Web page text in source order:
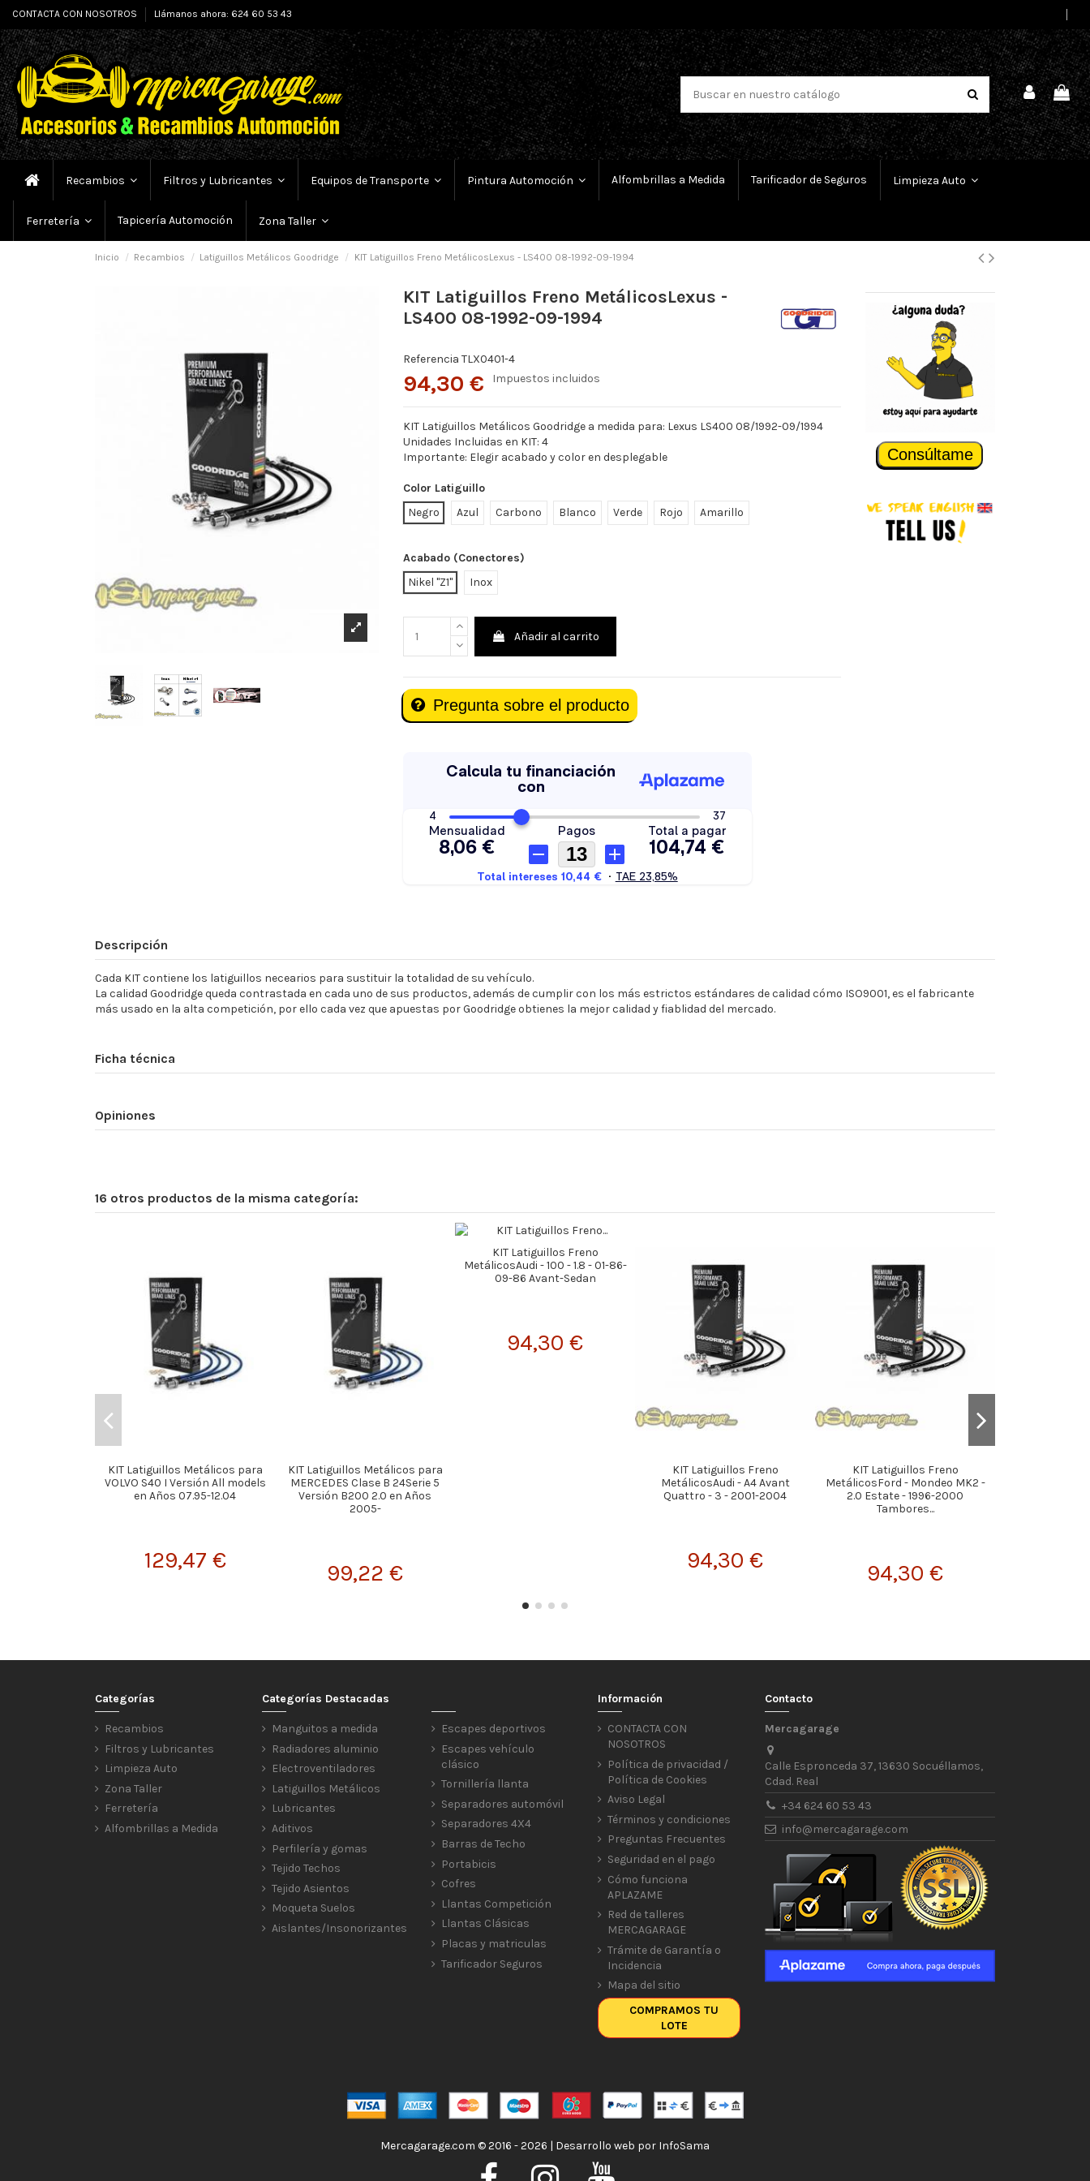
CONTACTA CON NOSOTROS Llámanos ahora: 624 60 53 43
Recambios Filtros y Lubricantes Equipos de Transporte Pintura Automoción Alfombrillas a Medida Tarificador de Seguros Limpieza Auto
Ferretería Tapicería Automoción Zona Taller
Inicio Recambios Latiguillos Metálicos Goodridge KIT Latiguillos Freno MetálicosLexus - LS400 08-1992-09-1994
KIT Latiguillos Freno MetálicosLexus -
LS400 08-1992-09-1994
Referencia TLX0401-4
94,30 € Impuestos incluidos
KIT Latiguillos Metálicos Goodridge a medida para: Lexus LS400 08/1992-09/1994
Unidades Incluidas en KIT: 4
Importante: Elegir acabado y color en desplegable
Color Latiguillo
Negro
Azul Carbono Blanco Verde Rojo Amarillo
Acabado (Conectores)
Nikel "Z1"
Inox
Añadir al carrito
Pregunta sobre el producto
Consúltame
Descripción
Cada KIT contiene los latiguillos necearios para sustituir la totalidad de su vehículo.
La calidad Goodridge queda contrastada en cada uno de sus productos, además de cumplir con los más estrictos estándares de calidad cómo ISO9001, es el fabricante
más usado en la alta competición, por ello cada vez que apuestas por Goodridge obtienes la mejor calidad y fiablidad del mercado.
Ficha técnica
Opiniones
16 otros productos de la misma categoría:
KIT Latiguillos Metálicos para
VOLVO S40 I Versión All models
en Años 07.95-12.04
129,47 €
KIT Latiguillos Metálicos para
MERCEDES Clase B 24Serie 5
Versión B200 2.0 en Años
2005-
99,22 €
KIT Latiguillos Freno
MetálicosAudi - 100 - 1.8 - 01-86-
09-86 Avant-Sedan
94,30 €
KIT Latiguillos Freno
MetálicosAudi - A4 Avant
Quattro - 3 - 2001-2004
94,30 €
KIT Latiguillos Freno
MetálicosFord - Mondeo MK2 -
2.0 Estate - 1996-2000
Tambores...
94,30 €
Categorías
Recambios
Filtros y Lubricantes
Limpieza Auto
Zona Taller
Ferretería
Alfombrillas a Medida
Categorías Destacadas
Manguitos a medida
Radiadores aluminio
Electroventiladores
Latiguillos Metálicos
Lubricantes
Aditivos
Perfilería y gomas
Tejido Techos
Tejido Asientos
Moqueta Suelos
Aislantes/Insonorizantes
Escapes deportivos
Escapes vehículo
clásico
Tornillería llanta
Separadores automóvil
Separadores 4X4
Barras de Techo
Portabicis
Cofres
Llantas Competición
Llantas Clásicas
Placas y matriculas
Tarificador Seguros
Información
CONTACTA CON
NOSOTROS
Política de privacidad /
Política de Cookies
Aviso Legal
Términos y condiciones
Preguntas Frecuentes
Seguridad en el pago
Cómo funciona
APLAZAME
Red de talleres
MERCAGARAGE
Trámite de Garantía o
Incidencia
Mapa del sitio
COMPRAMOS TU
LOTE
Contacto
Mercagarage
Calle Espronceda 37, 13630 Socuéllamos,
Cdad. Real
+34 624 60 53 43
info@mercagarage.com
Mercagarage.com © 2016 - 2026 | Desarrollo web por InfoSama